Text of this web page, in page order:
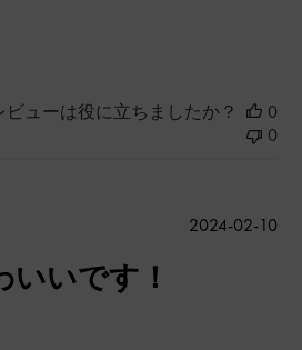
ビューは役に立ちましたか？
0
0
いいです！
公
2024-02-10